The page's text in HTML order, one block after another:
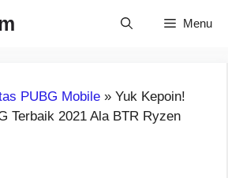
Menu
PUBG Mobile » Yuk Kepoin!
Terbaik 2021 Ala BTR Ryzen